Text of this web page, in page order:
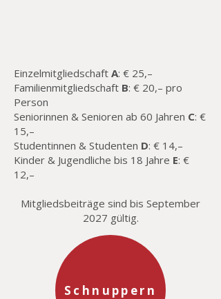
Einzelmitgliedschaft A: € 25,–
Familienmitgliedschaft B: € 20,– pro
Person
Seniorinnen & Senioren ab 60 Jahren C: €
15,–
Studentinnen & Studenten D: € 14,–
Kinder & Jugendliche bis 18 Jahre E: €
12,–
Mitgliedsbeiträge sind bis September
2027 gültig.
Schnuppern